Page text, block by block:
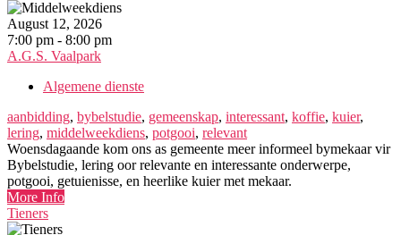
August 12, 2026
7:00 pm - 8:00 pm
A.G.S. Vaalpark
Algemene dienste
aanbidding, bybelstudie, gemeenskap, interessant, koffie, kuier,
lering, middelweekdiens, potgooi, relevant
Woensdagaande kom ons as gemeente meer informeel bymekaar vir
Bybelstudie, lering oor relevante en interessante onderwerpe,
potgooi, getuienisse, en heerlike kuier met mekaar.
More Info
Tieners